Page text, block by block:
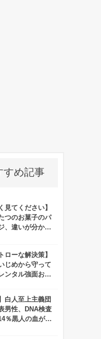
すめ記事
見てください】
つのお菓子のパ
、違いが分かり
ローな解決策】
じめから守って
ンタル強面おじ
白人至上主義団
男性、DNA検査
％黒人の血が混